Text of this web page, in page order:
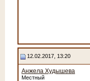
12.02.2017, 13:20
Анжела Худышева
Местный